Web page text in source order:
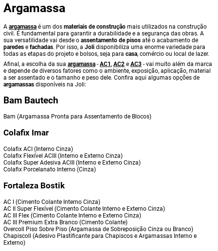
Argamassa
A argamassa é um dos materiais de construção mais utilizados na construção
civil. É fundamental para garantir a durabilidade e a segurança das obras. A
sua versatilidade vai desde o assentamento de pisos até o acabamento de
paredes e fachadas. Por isso, a Joli disponibiliza uma enorme variedade para
todas as etapas do projeto e bolsos, seja para casa, comércio ou local de lazer.
Afinal, a escolha da sua argamassa - AC1 , AC2 e AC3 - vai muito além da marca
e depende de diversos fatores como o ambiente, exposição, aplicação, material
a ser assentado e o tamanho e peso dele. Confira aqui algumas opções de
argamassas disponíveis na Joli:
Bam Bautech
Bam (Argamassa Pronta para Assentamento de Blocos)
Colafix Imar
Colafix ACI (Interno Cinza)
Colafix Flexível ACIII (Interno e Externo Cinza)
Colafix Super Adesiva ACIII (Interno e Externo Cinza)
Colafix Porcelanato Interno (Cinza)
Fortaleza Bostik
AC I (Cimento Colante Interno Cinza)
AC II Super Flexível (Cimento Colante Interno e Externo Cinza)
AC III Flex (Cimento Colante Interno e Externo Cinza)
AC III Premium Extra Branco (Cimento Colante)
Overcoll Piso Sobre Piso (Argamassa de Sobreposição Cinza ou Branco)
Chapiscoll (Adesivo Plastificante para Chapiscos e Argamassas Interno e
Externo)